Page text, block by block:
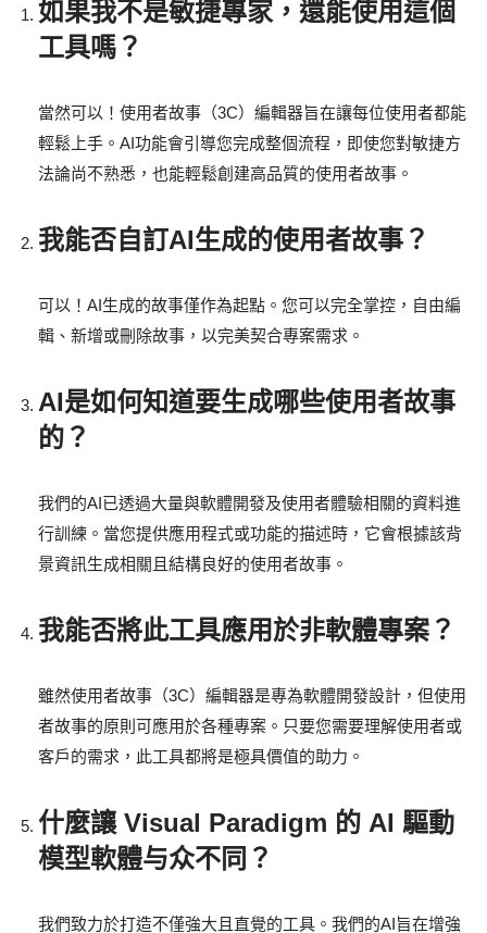
如果我不是敏捷專家，還能使用這個
工具嗎？
當然可以！使用者故事（3C）編輯器旨在讓每位使用者都能
輕鬆上手。AI功能會引導您完成整個流程，即使您對敏捷方
法論尚不熟悉，也能輕鬆創建高品質的使用者故事。
我能否自訂AI生成的使用者故事？
可以！AI生成的故事僅作為起點。您可以完全掌控，自由編
輯、新增或刪除故事，以完美契合專案需求。
AI是如何知道要生成哪些使用者故事
的？
我們的AI已透過大量與軟體開發及使用者體驗相關的資料進
行訓練。當您提供應用程式或功能的描述時，它會根據該背
景資訊生成相關且結構良好的使用者故事。
我能否將此工具應用於非軟體專案？
雖然使用者故事（3C）編輯器是專為軟體開發設計，但使用
者故事的原則可應用於各種專案。只要您需要理解使用者或
客戶的需求，此工具都將是極具價值的助力。
什麼讓 Visual Paradigm 的 AI 驅動
模型軟體与众不同？
我們致力於打造不僅強大且直覺的工具。我們的AI旨在增強